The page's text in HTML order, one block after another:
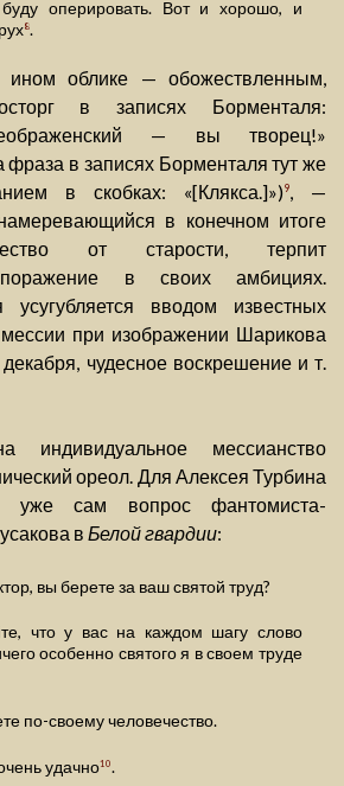
оперировать. Вот и хорошо, и
8.
ином облике — обожествленным,
в записях Борменталя:
— вы творец!»
фраза в записях Борменталя тут же
в скобках: «[Клякса.]»)9, —
в конечном итоге
от старости, терпит
поражение в своих амбициях.
усугубляется вводом известных
при изображении Шарикова
чудесное воскрешение и т.
мессианство
ореол. Для Алексея Турбина
уже сам вопрос фантомиста-
в Белой гвардии:
вы берете за ваш святой труд?
что у вас на каждом шагу слово
особенно святого я в своем труде
по-своему человечество.
удачно10.